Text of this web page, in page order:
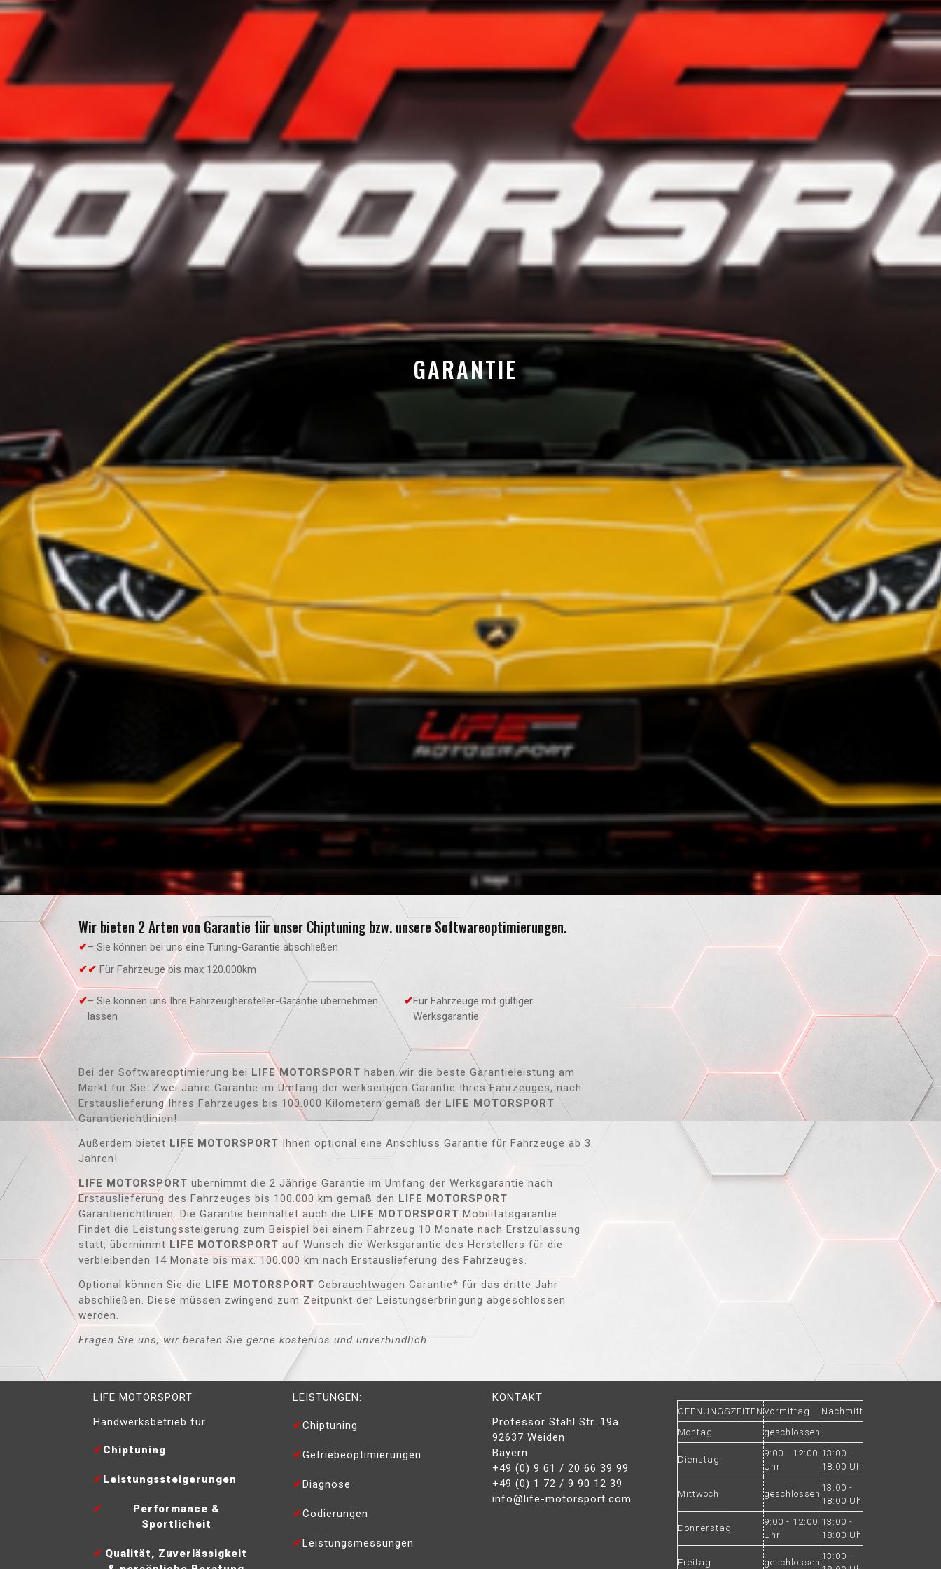
GARANTIE
Wir bieten 2 Arten von Garantie für unser Chiptuning bzw. unsere Softwareoptimierungen.
– Sie können bei uns eine Tuning-Garantie abschließen
Für Fahrzeuge bis max 120.000km
– Sie können uns Ihre Fahrzeughersteller-Garantie übernehmen
lassen
Für Fahrzeuge mit gültiger
Werksgarantie
Bei der Softwareoptimierung bei LIFE MOTORSPORT haben wir die beste Garantieleistung am
Markt für Sie: Zwei Jahre Garantie im Umfang der werkseitigen Garantie Ihres Fahrzeuges, nach
Erstauslieferung Ihres Fahrzeuges bis 100.000 Kilometern gemäß der LIFE MOTORSPORT
Garantierichtlinien!
Außerdem bietet LIFE MOTORSPORT Ihnen optional eine Anschluss Garantie für Fahrzeuge ab 3.
Jahren!
LIFE MOTORSPORT übernimmt die 2 Jährige Garantie im Umfang der Werksgarantie nach
Erstauslieferung des Fahrzeuges bis 100.000 km gemäß den LIFE MOTORSPORT
Garantierichtlinien. Die Garantie beinhaltet auch die LIFE MOTORSPORT Mobilitätsgarantie.
Findet die Leistungssteigerung zum Beispiel bei einem Fahrzeug 10 Monate nach Erstzulassung
statt, übernimmt LIFE MOTORSPORT auf Wunsch die Werksgarantie des Herstellers für die
verbleibenden 14 Monate bis max. 100.000 km nach Erstauslieferung des Fahrzeuges.
Optional können Sie die LIFE MOTORSPORT Gebrauchtwagen Garantie* für das dritte Jahr
abschließen. Diese müssen zwingend zum Zeitpunkt der Leistungserbringung abgeschlossen
werden.
Fragen Sie uns, wir beraten Sie gerne kostenlos und unverbindlich.
LIFE MOTORSPORT
Handwerksbetrieb für
Chiptuning
Leistungssteigerungen
Performance &
Sportlicheit
Qualität, Zuverlässigkeit
LEISTUNGEN:
Chiptuning
Getriebeoptimierungen
Diagnose
Codierungen
Leistungsmessungen
KONTAKT
Professor Stahl Str. 19a
92637 Weiden
Bayern
+49 (0) 9 61 / 20 66 39 99
+49 (0) 1 72 / 9 90 12 39
info@life-motorsport.com
ÖFFNUNGSZEITENVormittag
Nachmittag
Montag
geschlossen
Dienstag
9:00 - 12:00
Uhr
13:00 -
18:00 Uhr
Mittwoch geschlossen
13:00 -
18:00 Uhr
Donnerstag
9:00 - 12:00
Uhr
13:00 -
18:00 Uhr
Freitag geschlossen
13:00 -